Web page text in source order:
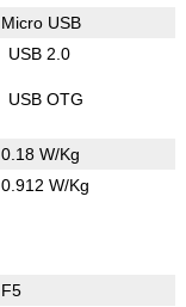
Micro USB
USB 2.0
USB OTG
0.18 W/Kg
0.912 W/Kg
F5